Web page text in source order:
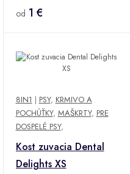
od 1 €
8IN1 | PSY, KRMIVO A
POCHÚŤKY, MAŠKRTY, PRE
DOSPELÉ PSY,
Kost zuvacia Dental
Delights XS